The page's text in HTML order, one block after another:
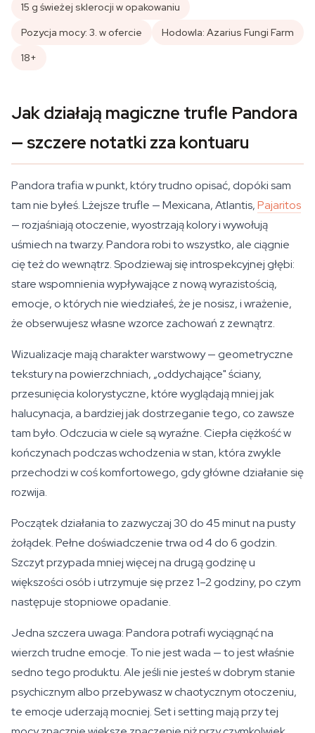
15 g świeżej sklerocji w opakowaniu
Pozycja mocy: 3. w ofercie
Hodowla: Azarius Fungi Farm
18+
Jak działają magiczne trufle Pandora
— szczere notatki zza kontuaru
Pandora trafia w punkt, który trudno opisać, dopóki sam
tam nie byłeś. Lżejsze trufle — Mexicana, Atlantis,Pajaritos
— rozjaśniają otoczenie, wyostrzają kolory i wywołują
uśmiech na twarzy. Pandora robi to wszystko, ale ciągnie
cię też do wewnątrz. Spodziewaj się introspekcyjnej głębi:
stare wspomnienia wypływające z nową wyrazistością,
emocje, o których nie wiedziałeś, że je nosisz, i wrażenie,
że obserwujesz własne wzorce zachowań z zewnątrz.
Wizualizacje mają charakter warstwowy — geometryczne
tekstury na powierzchniach, „oddychające" ściany,
przesunięcia kolorystyczne, które wyglądają mniej jak
halucynacja, a bardziej jak dostrzeganie tego, co zawsze
tam było. Odczucia w ciele są wyraźne. Ciepła ciężkość w
kończynach podczas wchodzenia w stan, która zwykle
przechodzi w coś komfortowego, gdy główne działanie się
rozwija.
Początek działania to zazwyczaj 30 do 45 minut na pusty
żołądek. Pełne doświadczenie trwa od 4 do 6 godzin.
Szczyt przypada mniej więcej na drugą godzinę u
większości osób i utrzymuje się przez 1–2 godziny, po czym
następuje stopniowe opadanie.
Jedna szczera uwaga: Pandora potrafi wyciągnąć na
wierzch trudne emocje. To nie jest wada — to jest właśnie
sedno tego produktu. Ale jeśli nie jesteś w dobrym stanie
psychicznym albo przebywasz w chaotycznym otoczeniu,
te emocje uderzają mocniej. Set i setting mają przy tej